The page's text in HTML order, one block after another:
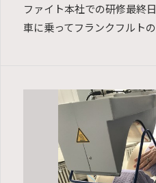
ファイト本社での研修最終
車に乗ってフランクフルト